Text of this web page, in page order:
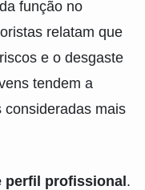
função no
relatam que
e o desgaste
tendem a
consideradas mais
perfil profissional .